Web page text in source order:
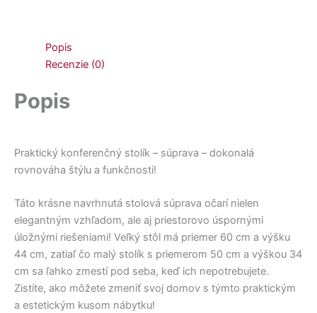
Popis
Recenzie (0)
Popis
Praktický konferenčný stolík – súprava – dokonalá
rovnováha štýlu a funkčnosti!
Táto krásne navrhnutá stolová súprava očarí nielen
elegantným vzhľadom, ale aj priestorovo úspornými
úložnými riešeniami! Veľký stôl má priemer 60 cm a výšku
44 cm, zatiaľ čo malý stolík s priemerom 50 cm a výškou 34
cm sa ľahko zmestí pod seba, keď ich nepotrebujete.
Zistite, ako môžete zmeniť svoj domov s týmto praktickým
a estetickým kusom nábytku!